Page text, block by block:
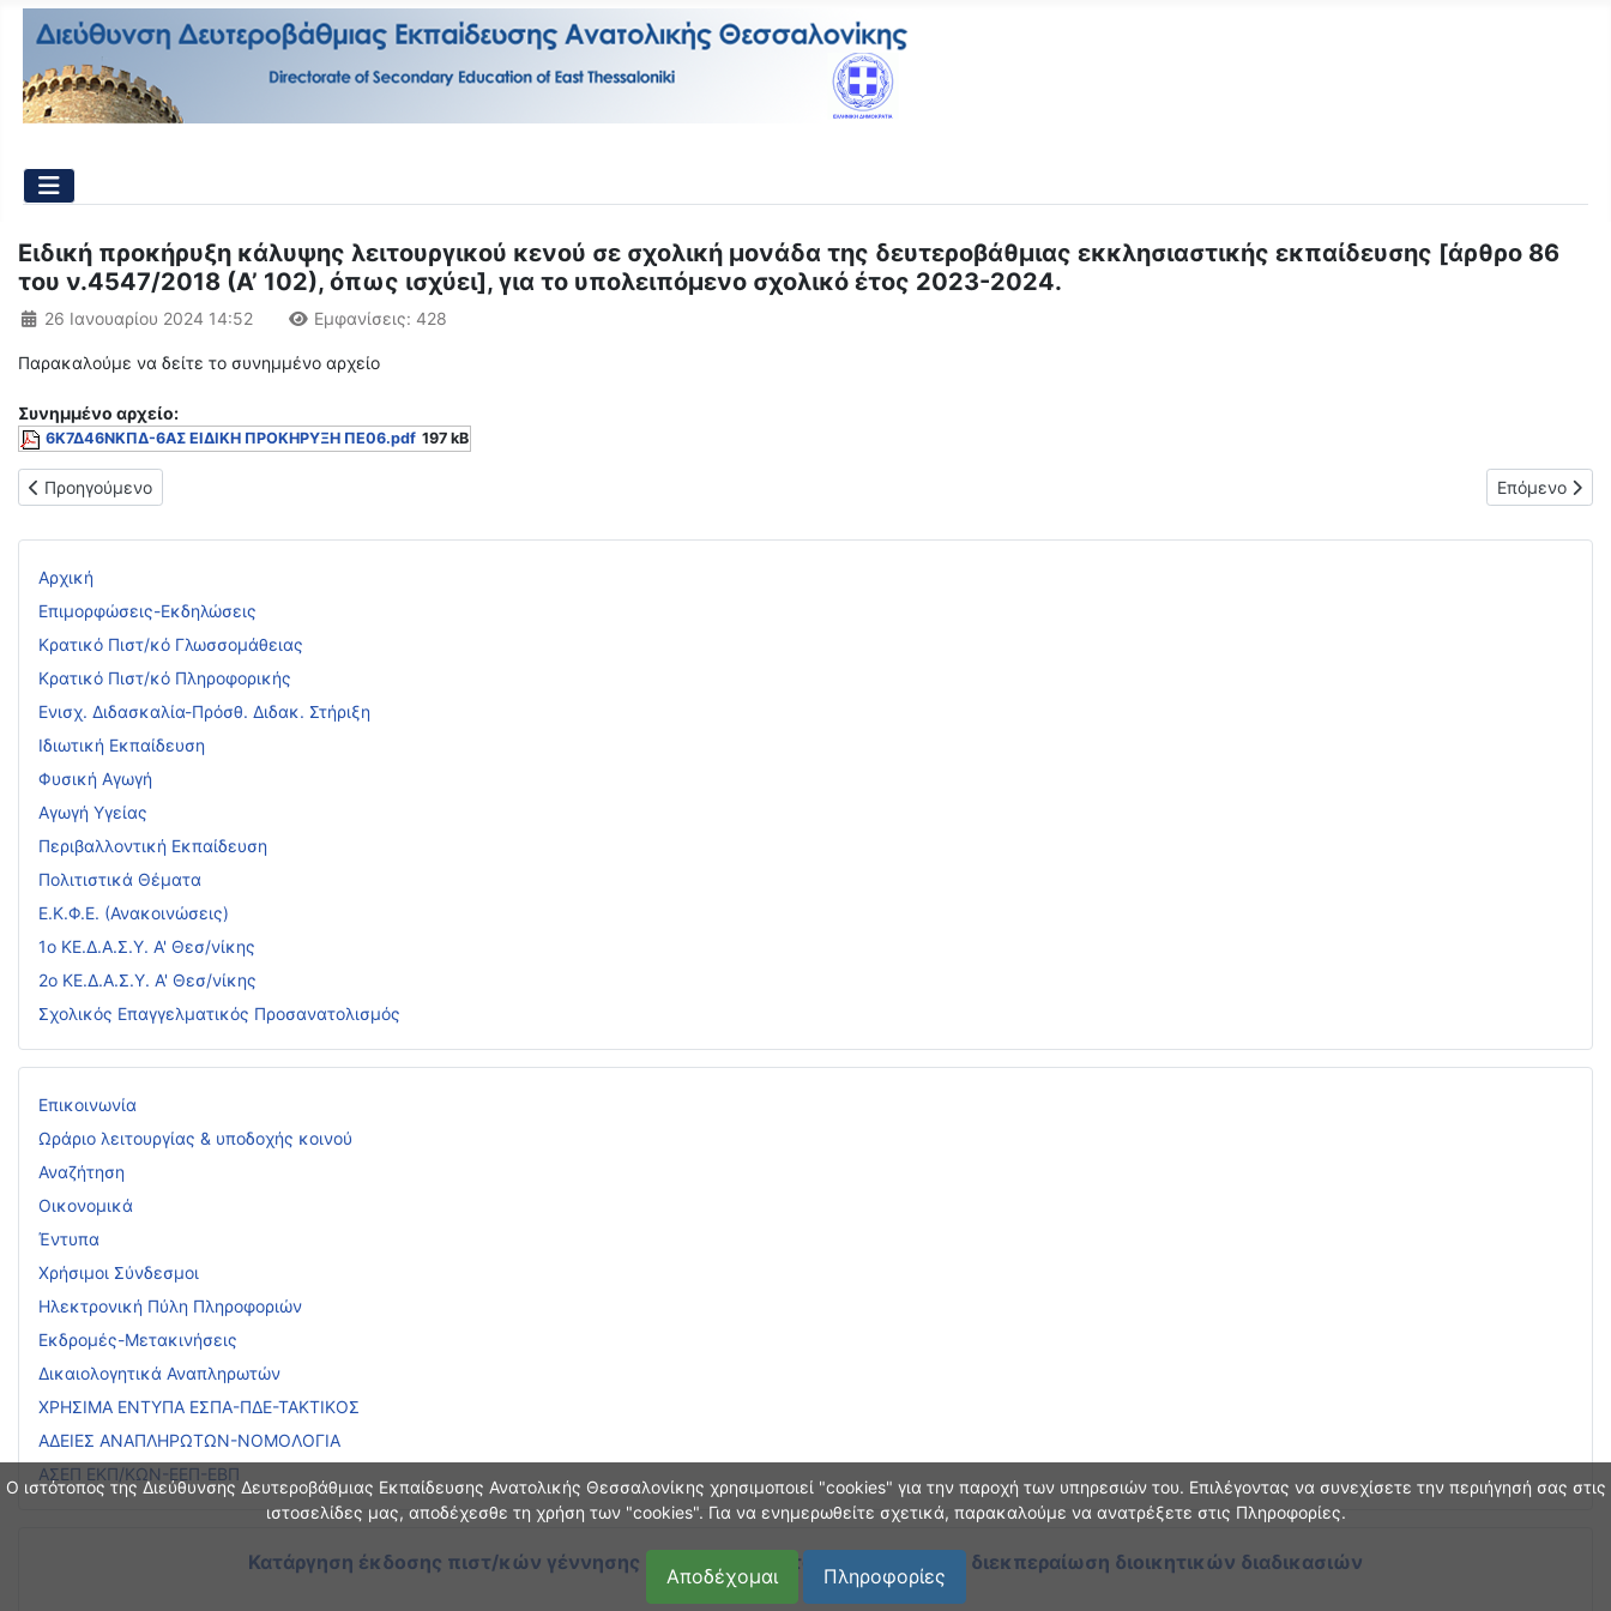
Ο ιστότοπος της Διεύθυνσης Δευτεροβάθμιας Εκπαίδευσης Ανατολικής Θεσσαλονίκης χρησιμοποιεί "cookies" για την παροχή των υπηρεσιών του. Επιλέγοντας να συνεχίσετε την περιήγησή σας στις
ιστοσελίδες μας, αποδέχεσθε τη χρήση των "cookies". Για να ενημερωθείτε σχετικά, παρακαλούμε να ανατρέξετε στις Πληροφορίες.
Αποδέχομαι Πληροφορίες
Αρχική
Επιμορφώσεις-Εκδηλώσεις
Κρατικό Πιστ/κό Γλωσσομάθειας
Κρατικό Πιστ/κό Πληροφορικής
Ενισχ. Διδασκαλία-Πρόσθ. Διδακ. Στήριξη
Ιδιωτική Εκπαίδευση
Φυσική Αγωγή
Αγωγή Υγείας
Περιβαλλοντική Εκπαίδευση
Πολιτιστικά Θέματα
Ε.Κ.Φ.Ε. (Ανακοινώσεις)
1ο ΚΕ.Δ.Α.Σ.Υ. Α' Θεσ/νίκης
2ο ΚΕ.Δ.Α.Σ.Υ. Α' Θεσ/νίκης
Σχολικός Επαγγελματικός Προσανατολισμός
Επικοινωνία
Ωράριο λειτουργίας & υποδοχής κοινού
Αναζήτηση
Οικονομικά
Έντυπα
Χρήσιμοι Σύνδεσμοι
Ηλεκτρονική Πύλη Πληροφοριών
Εκδρομές-Μετακινήσεις
Δικαιολογητικά Αναπληρωτών
ΧΡΗΣΙΜΑ ΕΝΤΥΠΑ ΕΣΠΑ-ΠΔΕ-ΤΑΚΤΙΚΟΣ
ΑΔΕΙΕΣ ΑΝΑΠΛΗΡΩΤΩΝ-ΝΟΜΟΛΟΓΙΑ
ΑΣΕΠ ΕΚΠ/ΚΩΝ-ΕΕΠ-ΕΒΠ
Κατάργηση έκδοσης πιστ/κών γέννησης και οικογεν. κατάστασης κατά τη διεκπεραίωση διοικητικών διαδικασιών
Ειδική προκήρυξη κάλυψης λειτουργικού κενού σε σχολική μονάδα της δευτεροβάθμιας εκκλησιαστικής εκπαίδευσης [άρθρο 86
του ν.4547/2018 (Α’ 102), όπως ισχύει], για το υπολειπόμενο σχολικό έτος 2023-2024.
Λεπτομέρειες
26 Ιανουαρίου 2024 14:52 Εμφανίσεις: 428
Παρακαλούμε να δείτε το συνημμένο αρχείο
Συνημμένo αρχείο:
6Κ7Δ46ΝΚΠΔ-6ΑΣ ΕΙΔΙΚΗ ΠΡΟΚΗΡΥΞΗ ΠΕ06.pdf 197 kB
Προηγούμενο άρθρο: ΑΝΑΚΟΙΝΩΣΗ ΓΙΑ ΑΝΑΠΛΗΡΩΤΕΣ ΕΚΠΑΙΔΕΥΤΙΚΟΥΣ ΓΕΝΙΚΗΣ ΠΑΙΔΕΙΑΣ ΚΑΙ ΕΑΕ ΦΑΣΗΣ (29-01-2024) ΣΧΕΤΙΚΑ ΜΕ ΤΗ ΔΗΛΩΣΗ ΤΟΠΟΘΕΤΗΣΗΣ ΚΑΙ ΤΗΝ ΑΝΑΛΗΨΗ ΥΠΗΡΕΣΙΑΣ
Προηγούμενο Επόμενο
Επόμενο